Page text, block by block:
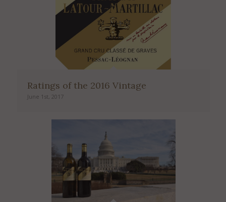
Ratings of the 2016 Vintage
June 1st, 2017